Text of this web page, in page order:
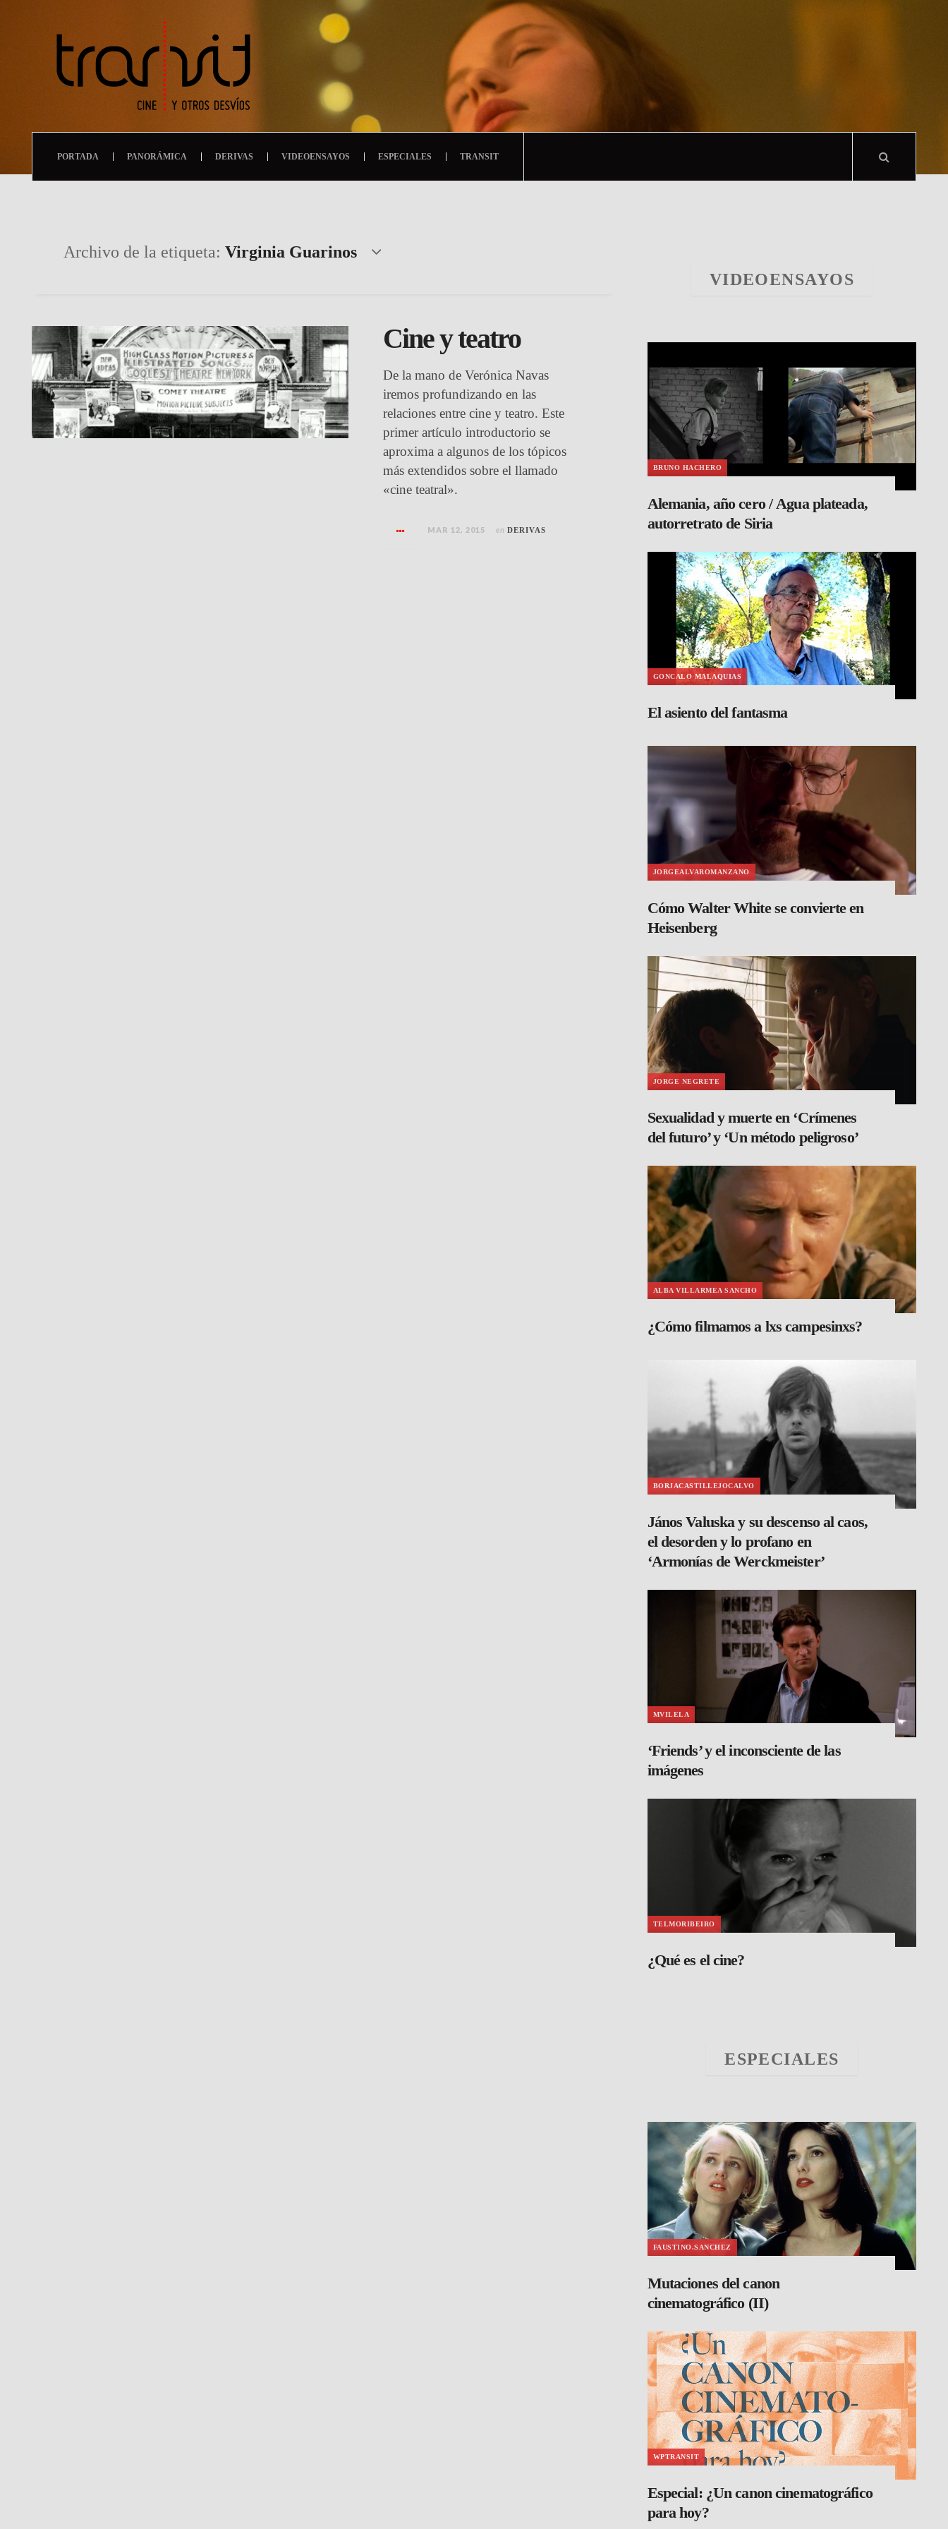
PORTADA PANORÁMICA DERIVAS VIDEOENSAYOS ESPECIALES TRANSIT
Archivo de la etiqueta: Virginia Guarinos
Cine y teatro
De la mano de Verónica Navas
iremos profundizando en las
relaciones entre cine y teatro. Este
primer artículo introductorio se
aproxima a algunos de los tópicos
más extendidos sobre el llamado
«cine teatral».
MAR 12, 2015 en DERIVAS
VIDEOENSAYOS
BRUNO HACHERO
Alemania, año cero / Agua plateada,
autorretrato de Siria
GONCALO MALAQUIAS
El asiento del fantasma
JORGEALVAROMANZANO
Cómo Walter White se convierte en
Heisenberg
JORGE NEGRETE
Sexualidad y muerte en ‘Crímenes
del futuro’ y ‘Un método peligroso’
ALBA VILLARMEA SANCHO
¿Cómo filmamos a lxs campesinxs?
BORJACASTILLEJOCALVO
János Valuska y su descenso al caos,
el desorden y lo profano en
‘Armonías de Werckmeister’
MVILELA
‘Friends’ y el inconsciente de las
imágenes
TELMORIBEIRO
¿Qué es el cine?
ESPECIALES
FAUSTINO.SANCHEZ
Mutaciones del canon
cinematográfico (II)
WPTRANSIT
Especial: ¿Un canon cinematográfico
para hoy?